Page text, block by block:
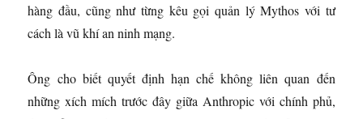
hàng đầu, cũng như từng kêu gọi quản lý Mythos với tư
cách là vũ khí an ninh mạng.
Ông cho biết quyết định hạn chế không liên quan đến
những xích mích trước đây giữa Anthropic với chính phủ,